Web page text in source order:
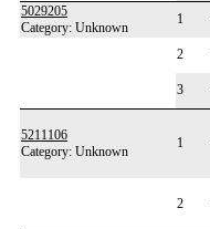
5029205
Category: Unknown
1
2
3
5211106
Category: Unknown
1
2